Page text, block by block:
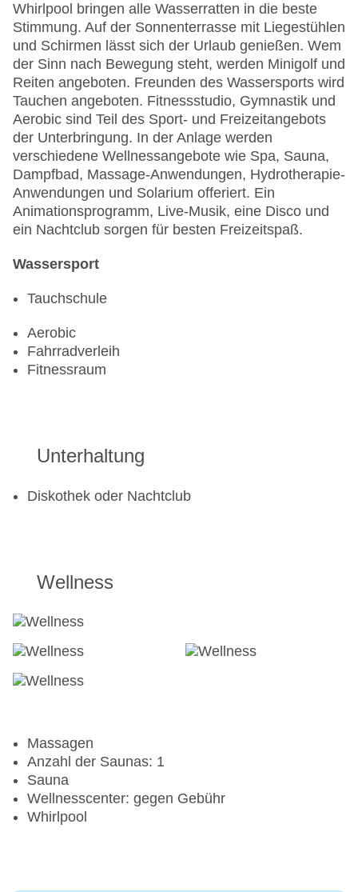
Whirlpool bringen alle Wasserratten in die beste
Stimmung. Auf der Sonnenterrasse mit Liegestühlen
und Schirmen lässt sich der Urlaub genießen. Wem
der Sinn nach Bewegung steht, werden Minigolf und
Reiten angeboten. Freunden des Wassersports wird
Tauchen angeboten. Fitnessstudio, Gymnastik und
Aerobic sind Teil des Sport- und Freizeitangebots
der Unterbringung. In der Anlage werden
verschiedene Wellnessangebote wie Spa, Sauna,
Dampfbad, Massage-Anwendungen, Hydrotherapie-
Anwendungen und Solarium offeriert. Ein
Animationsprogramm, Live-Musik, eine Disco und
ein Nachtclub sorgen für besten Freizeitspaß.
Wassersport
Tauchschule
Aerobic
Fahrradverleih
Fitnessraum
Unterhaltung
Diskothek oder Nachtclub
Wellness
Massagen
Anzahl der Saunas: 1
Sauna
Wellnesscenter: gegen Gebühr
Whirlpool